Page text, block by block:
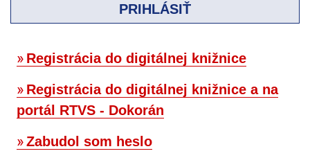
PRIHLÁSIŤ
Registrácia do digitálnej knižnice
Registrácia do digitálnej knižnice a na
portál RTVS - Dokorán
Zabudol som heslo